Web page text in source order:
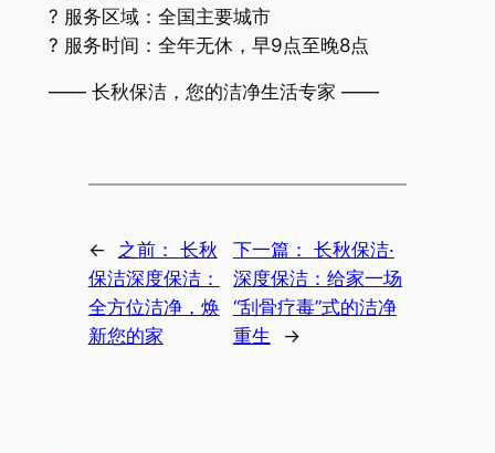
? 服务区域：全国主要城市
? 服务时间：全年无休，早9点至晚8点
—— 长秋保洁，您的洁净生活专家 ——
← 之前： 长秋
保洁深度保洁：
全方位洁净，焕
新您的家
下一篇： 长秋保洁·
深度保洁：给家一场
“刮骨疗毒”式的洁净
重生
→